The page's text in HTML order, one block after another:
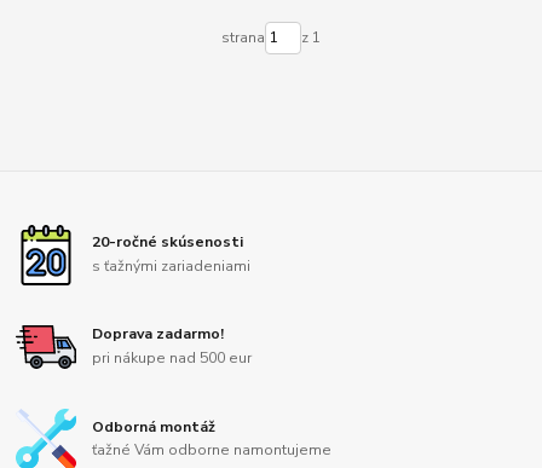
strana z 1
20-ročné skúsenosti
s ťažnými zariadeniami
Doprava zadarmo!
pri nákupe nad 500 eur
Odborná montáž
ťažné Vám odborne namontujeme